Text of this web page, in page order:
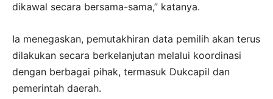
dikawal secara bersama-sama,” katanya.
Ia menegaskan, pemutakhiran data pemilih akan terus
dilakukan secara berkelanjutan melalui koordinasi
dengan berbagai pihak, termasuk Dukcapil dan
pemerintah daerah.